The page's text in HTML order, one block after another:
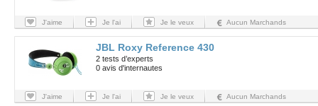
J'aime Je l'ai Je le veux Aucun Marchands
JBL Roxy Reference 430
2 tests d’experts
0 avis d'internautes
J'aime Je l'ai Je le veux Aucun Marchands